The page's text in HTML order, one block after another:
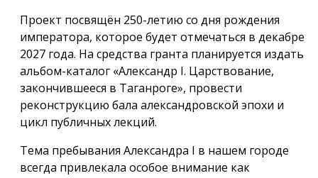
Проект посвящён 250-летию со дня рождения
императора, которое будет отмечаться в декабре
2027 года. На средства гранта планируется издать
альбом-каталог «Александр I. Царствование,
закончившееся в Таганроге», провести
реконструкцию бала александровской эпохи и
цикл публичных лекций.
Тема пребывания Александра I в нашем городе
всегда привлекала особое внимание как